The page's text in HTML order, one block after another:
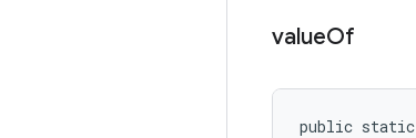
valueOf
public static